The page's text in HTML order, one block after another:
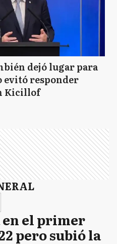
dejó lugar para
evitó responder
Kicillof
en el primer
pero subió la